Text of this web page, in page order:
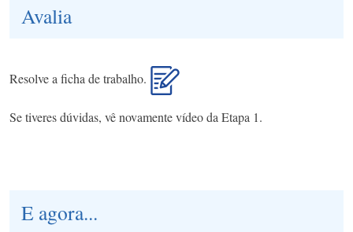
Avalia
Resolve a ficha de trabalho.
Se tiveres dúvidas, vê novamente vídeo da Etapa 1.
E agora...